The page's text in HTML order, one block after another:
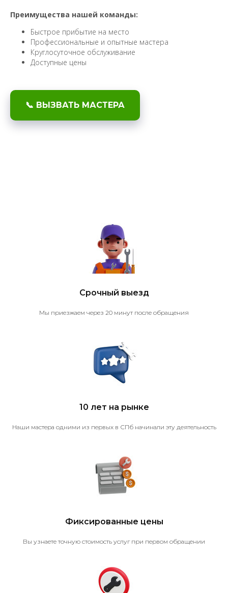
Преимущества нашей команды:
Быстрое прибытие на место
Профессиональные и опытные мастера
Круглосуточное обслуживание
Доступные цены
📞 ВЫЗВАТЬ МАСТЕРА
Срочный выезд
Мы приезжаем через 20 минут после обращения
10 лет на рынке
Наши мастера одними из первых в СПб начинали эту деятельность
Фиксированные цены
Вы узнаете точную стоимость услуг при первом обращении